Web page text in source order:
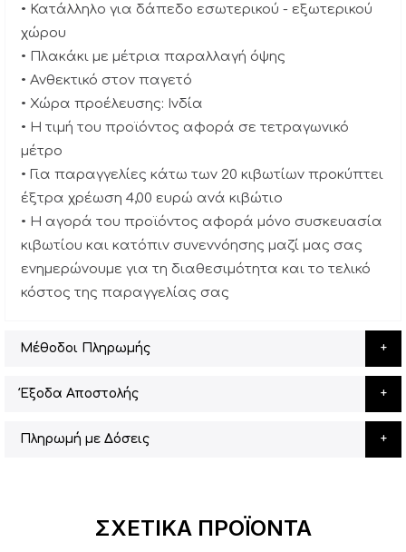
• Κατάλληλο για δάπεδο εσωτερικού - εξωτερικού
χώρου
• Πλακάκι με μέτρια παραλλαγή όψης
• Ανθεκτικό στον παγετό
• Χώρα προέλευσης: Ινδία
• Η τιμή του προϊόντος αφορά σε τετραγωνικό
μέτρο
• Για παραγγελίες κάτω των 20 κιβωτίων προκύπτει
έξτρα χρέωση 4,00 ευρώ ανά κιβώτιο
• Η αγορά του προϊόντος αφορά μόνο συσκευασία
κιβωτίου και κατόπιν συνεννόησης μαζί μας σας
ενημερώνουμε για τη διαθεσιμότητα και το τελικό
κόστος της παραγγελίας σας
Μέθοδοι Πληρωμής
Έξοδα Αποστολής
Πληρωμή με Δόσεις
ΣΧΕΤΙΚΆ ΠΡΟΪΌΝΤΑ